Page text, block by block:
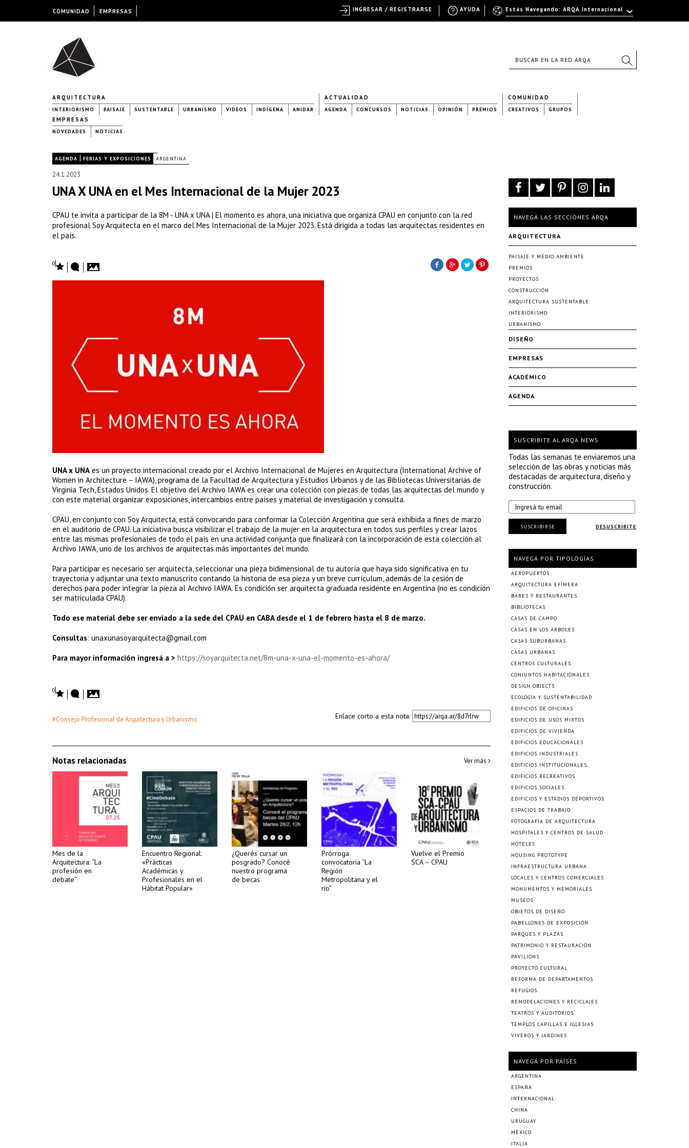
ARQUITECTURA
INTERIORISMO PAISAJE SUSTENTABLE URBANISMO VIDEOS INDÍGENA ANIDAR
ACTUALIDAD
AGENDA CONCURSOS NOTICIAS OPINIÓN PREMIOS
COMUNIDAD
CREATIVOS GRUPOS
EMPRESAS
NOVEDADES NOTICIAS
AGENDA | FERIAS Y EXPOSICIONES ARGENTINA
24.1.2023
UNA X UNA en el Mes Internacional de la Mujer 2023
CPAU te invita a participar de la 8M - UNA x UNA | El momento es ahora, una iniciativa que organiza CPAU en conjunto con la red
profesional Soy Arquitecta en el marco del Mes Internacional de la Mujer 2023. Está dirigida a todas las arquitectas residentes en
el país.
0
UNA x UNA es un proyecto internacional creado por el Archivo Internacional de Mujeres en Arquitectura (International Archive of
Women in Architecture – IAWA), programa de la Facultad de Arquitectura y Estudios Urbanos y de las Bibliotecas Universitarias de
Virginia Tech, Estados Unidos. El objetivo del Archivo IAWA es crear una colección con piezas de todas las arquitectas del mundo y
con este material organizar exposiciones, intercambios entre países y material de investigación y consulta.
CPAU, en conjunto con Soy Arquitecta, está convocando para conformar la Colección Argentina que será exhibida a fines de marzo
en el auditorio de CPAU. La iniciativa busca visibilizar el trabajo de la mujer en la arquitectura en todos sus perfiles y crear lazos
entre las mismas profesionales de todo el país en una actividad conjunta que finalizará con la incorporación de esta colección al
Archivo IAWA, uno de los archivos de arquitectas más importantes del mundo.
Para participar es necesario ser arquitecta, seleccionar una pieza bidimensional de tu autoría que haya sido significativa en tu
trayectoria y adjuntar una texto manuscrito contando la historia de esa pieza y un breve currículum, además de la cesión de
derechos para poder integrar la pieza al Archivo IAWA. Es condición ser arquitecta graduada residente en Argentina (no es condición
ser matriculada CPAU).
Todo ese material debe ser enviado a la sede del CPAU en CABA desde el 1 de febrero hasta el 8 de marzo.
Consultas: unaxunasoyarquitecta@gmail.com
Para mayor información ingresá a > https://soyarquitecta.net/8m-una-x-una-el-momento-es-ahora/
0
#Consejo Profesional de Arquitectura y Urbanismo Enlace corto a esta nota:
Notas relacionadas Ver más
Mes de la
Arquitectura: “La
profesión en
debate”
Encuentro Regional:
«Prácticas
Académicas y
Profesionales en el
Hábitat Popular»
¿Querés cursar un
posgrado? Conocé
nuestro programa
de becas
Prórroga
convocatoria “La
Región
Metropolitana y el
río”
Vuelve el Premio
SCA – CPAU
NAVEGÁ LAS SECCIONES ARQA
ARQUITECTURA
PAISAJE Y MEDIO AMBIENTE
PREMIOS
PROYECTOS
CONSTRUCCIÓN
ARQUITECTURA SUSTENTABLE
INTERIORISMO
URBANISMO
DISEÑO
EMPRESAS
ACADÉMICO
AGENDA
SUSCRIBITE AL ARQA NEWS
Todas las semanas te enviaremos una
selección de las obras y noticias más
destacadas de arquitectura, diseño y
construcción.
DESUSCRIBITE
SUSCRIBIRSE
NAVEGÁ POR TIPOLOGÍAS
AEROPUERTOS
ARQUITECTURA EFÍMERA
BARES Y RESTAURANTES
BIBLIOTECAS
CASAS DE CAMPO
CASAS EN LOS ÁRBOLES
CASAS SUBURBANAS
CASAS URBANAS
CENTROS CULTURALES
CONJUNTOS HABITACIONALES
DESIGN OBJECTS
ECOLOGÍA Y SUSTENTABILIDAD
EDIFICIOS DE OFICINAS
EDIFICIOS DE USOS MIXTOS
EDIFICIOS DE VIVIENDA
EDIFICIOS EDUCACIONALES
EDIFICIOS INDUSTRIALES
EDIFICIOS INSTITUCIONALES
EDIFICIOS RECREATIVOS
EDIFICIOS SOCIALES
EDIFICIOS Y ESTADIOS DEPORTIVOS
ESPACIOS DE TRABAJO
FOTOGRAFÍA DE ARQUITECTURA
HOSPITALES Y CENTROS DE SALUD
HOTELES
HOUSING PROTOTYPE
INFRAESTRUCTURA URBANA
LOCALES Y CENTROS COMERCIALES
MONUMENTOS Y MEMORIALES
MUSEOS
OBJETOS DE DISEÑO
PABELLONES DE EXPOSICIÓN
PARQUES Y PLAZAS
PATRIMONIO Y RESTAURACIÓN
PAVILIONS
PROYECTO CULTURAL
REFORMA DE DEPARTAMENTOS
REFUGIOS
REMODELACIONES Y RECICLAJES
TEATROS Y AUDITORIOS
TEMPLOS CAPILLAS E IGLESIAS
VIVEROS Y JARDINES
NAVEGÁ POR PAÍSES
ARGENTINA
ESPAÑA
INTERNACIONAL
CHINA
URUGUAY
MÉXICO
ITALIA
COMUNIDAD EMPRESAS Estás Navegando: ARQA Internacional
AYUDA
INGRESAR / REGISTRARSE